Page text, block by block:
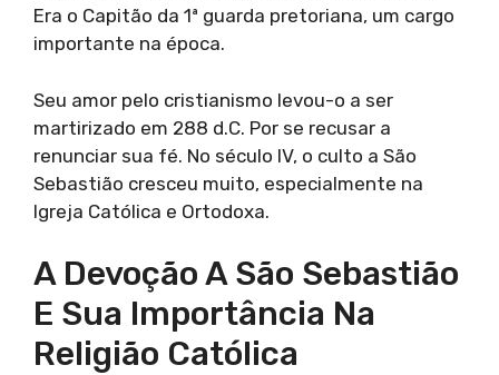
Era o Capitão da 1ª guarda pretoriana, um cargo
importante na época.
Seu amor pelo cristianismo levou-o a ser
martirizado em 288 d.C. Por se recusar a
renunciar sua fé. No século IV, o culto a São
Sebastião cresceu muito, especialmente na
Igreja Católica e Ortodoxa.
A Devoção A São Sebastião
E Sua Importância Na
Religião Católica